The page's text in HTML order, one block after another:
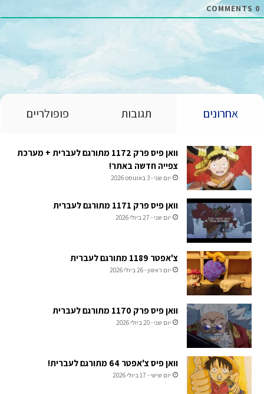
0
אחרונים תגובות פופולריים
וואן פיס פרק 1172 מתורגם לעברית + מערכת
צפייה חדשה באתר!
יום שני - 3 באוגוסט 2026
וואן פיס פרק 1171 מתורגם לעברית
יום שני - 27 ביולי 2026
צ'אפטר 1189 מתורגם לעברית
יום ראשון - 26 ביולי 2026
וואן פיס פרק 1170 מתורגם לעברית
יום שני - 20 ביולי 2026
וואן פיס צ'אפטר 64 מתורגם לעברית!
יום שישי - 17 ביולי 2026